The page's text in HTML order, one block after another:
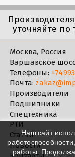
уточняйте по
Москва, Россия
Варшавское
Телефоны:
Почта:
Производители
Подшипники
Спецтехника
РТИ
Статьи
Новости
Наш сайт
работы.